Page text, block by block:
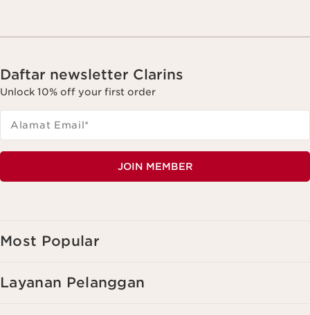
Daftar newsletter Clarins
Unlock 10% off your first order
Alamat Email*
JOIN MEMBER
Most Popular
Layanan Pelanggan